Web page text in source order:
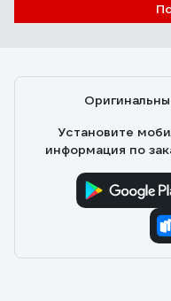
Установите
информация по